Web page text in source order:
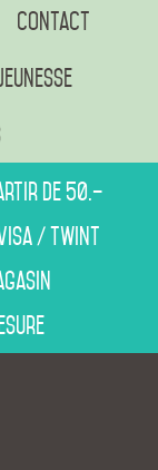
Contact
de 50.–
/ Twint